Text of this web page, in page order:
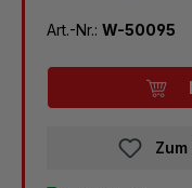
Art.-Nr.: W-50095